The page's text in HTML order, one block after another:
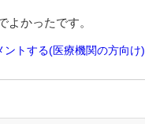
かったです。
トする(医療機関の方向け)